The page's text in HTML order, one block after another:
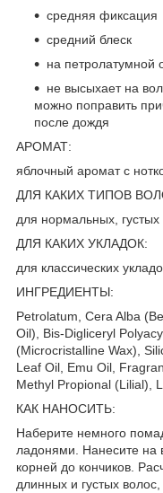
средняя фиксация
средний блеск
на петролатумной
не высыхает на
можно поправить
после дождя
АРОМАТ:
яблочный аромат с
ДЛЯ КАКИХ ТИПОВ
для нормальных,
ДЛЯ КАКИХ УКЛАДОК:
для классических
ИНГРЕДИЕНТЫ:
Petrolatum, Cera Alba
Oil), Bis-Digliceryl
(Microcristalline Wax),
Leaf Oil, Emu Oil,
Methyl Propional (Lilial),
КАК НАНОСИТЬ:
Наберите немного
ладонями. Нанесите на
корней до кончиков.
длинных и густых